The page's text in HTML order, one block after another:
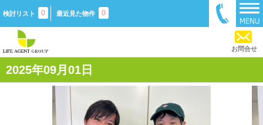
検討リスト 0 最近見た物件 0
お問合せ
2025年09月01日